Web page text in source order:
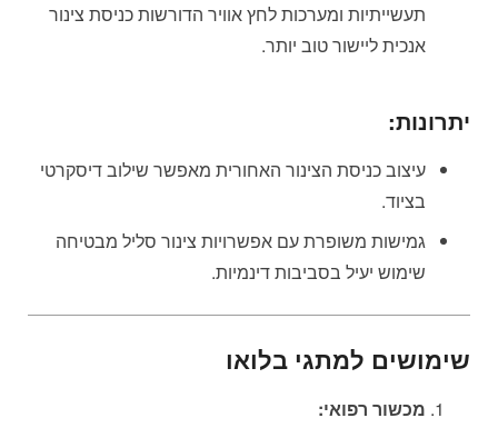
תעשייתיות ומערכות לחץ אוויר הדורשות כניסת צינור
אנכית ליישור טוב יותר.
יתרונות:
עיצוב כניסת הצינור האחורית מאפשר שילוב דיסקרטי
בציוד.
גמישות משופרת עם אפשרויות צינור סליל מבטיחה
שימוש יעיל בסביבות דינמיות.
שימושים למתגי בלואו
מכשור רפואי: